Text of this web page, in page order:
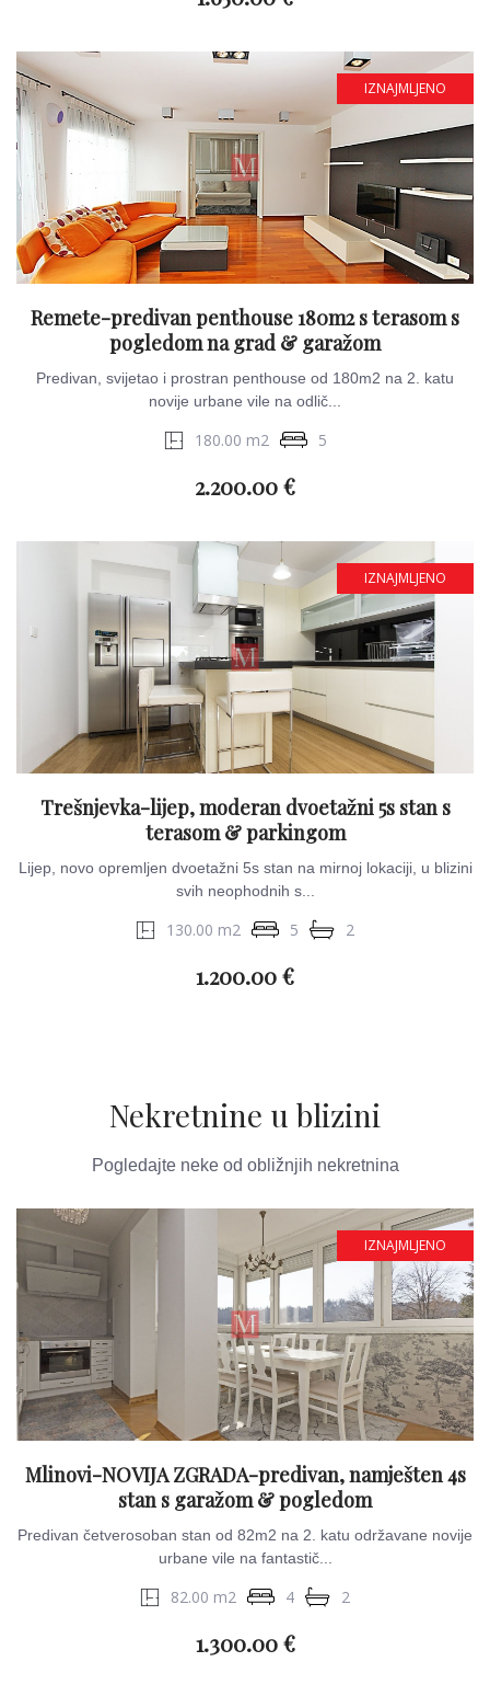
IZNAJMLJENO
Remete-predivan penthouse 180m2 s terasom s
pogledom na grad & garažom
Predivan, svijetao i prostran penthouse od 180m2 na 2. katu
novije urbane vile na odlič...
180.00 m2 5
2.200.00 €
IZNAJMLJENO
Trešnjevka-lijep, moderan dvoetažni 5s stan s
terasom & parkingom
Lijep, novo opremljen dvoetažni 5s stan na mirnoj lokaciji, u blizini
svih neophodnih s...
130.00 m2 5 2
1.200.00 €
Nekretnine u blizini
Pogledajte neke od obližnjih nekretnina
IZNAJMLJENO
Mlinovi-NOVIJA ZGRADA-predivan, namješten 4s
stan s garažom & pogledom
Predivan četverosoban stan od 82m2 na 2. katu održavane novije
urbane vile na fantastič...
82.00 m2 4 2
1.300.00 €